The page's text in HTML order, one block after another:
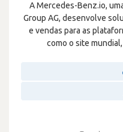
A Mercedes-Benz.io,
Group AG, desenvolve
e vendas para as
como o site